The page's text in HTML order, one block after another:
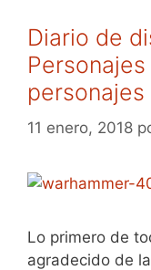
Diario de
personajes
11 enero, 2018
Lo primero de
agradecido de